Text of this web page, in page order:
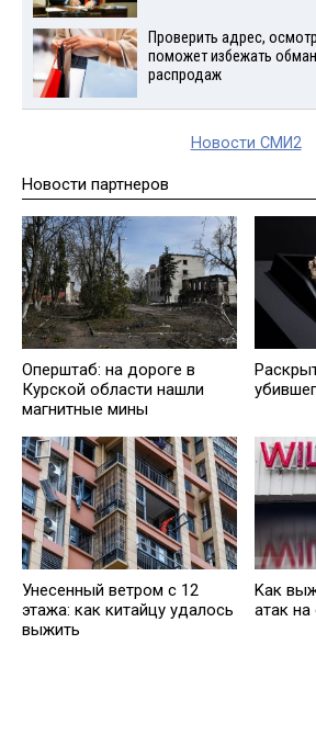
Проверить адрес,
поможет избежать
распродаж
Новости СМИ2
Новости партнеров
Оперштаб: на дороге в
Курской области нашли
магнитные мины
Унесенный ветром с 12
этажа: как китайцу удалось
выжить
Kак
атак